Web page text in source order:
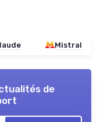
Mistral
de